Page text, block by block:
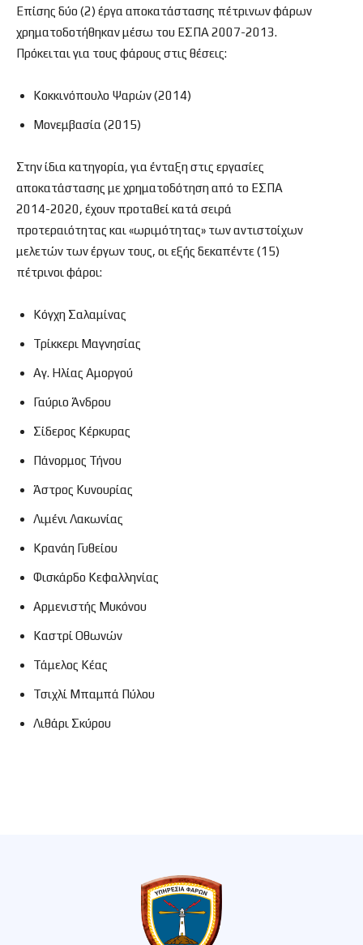
Επίσης δύο (2) έργα αποκατάστασης πέτρινων φάρων
χρηματοδοτήθηκαν μέσω του ΕΣΠΑ 2007-2013.
Πρόκειται για τους φάρους στις θέσεις:
Κοκκινόπουλο Ψαρών (2014)
Μονεμβασία (2015)
Στην ίδια κατηγορία, για ένταξη στις εργασίες
αποκατάστασης με χρηματοδότηση από το ΕΣΠΑ
2014-2020, έχουν προταθεί κατά σειρά
προτεραιότητας και «ωριμότητας» των αντιστοίχων
μελετών των έργων τους, οι εξής δεκαπέντε (15)
πέτρινοι φάροι:
Κόγχη Σαλαμίνας
Τρίκκερι Μαγνησίας
Αγ. Ηλίας Αμοργού
Γαύριο Άνδρου
Σίδερος Κέρκυρας
Πάνορμος Τήνου
Άστρος Κυνουρίας
Λιμένι Λακωνίας
Κρανάη Γυθείου
Φισκάρδο Κεφαλληνίας
Αρμενιστής Μυκόνου
Καστρί Οθωνών
Τάμελος Κέας
Τσιχλί Μπαμπά Πύλου
Λιθάρι Σκύρου